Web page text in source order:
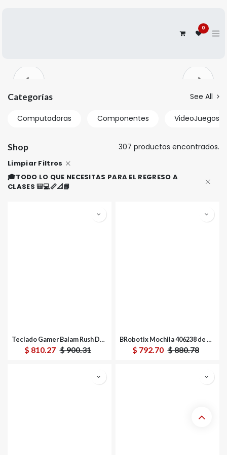
0
Categorías See All
Computadoras Componentes VideoJuegos
Shop 307 productos encontrados.
Limpiar Filtros
🎓TODO LO QUE NECESITAS PARA EL REGRESO A
CLASES 🎒💻📏📐📘
Teclado Gamer Balam Rush Dominate Expert GK959 LED RGB TKL, Teclado Mecánico, Switch Brown, Inalámbrico, RF Inalámbrico/Bluetooth, Negro, Español
$ 810.27 $900.31
BRobotix Mochila 406238 de Poliéster para Laptop 17", Negro
$ 792.70 $880.78